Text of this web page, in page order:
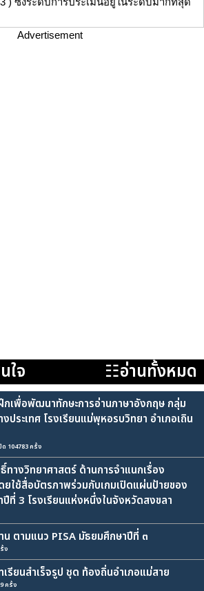
Advertisement
ใจ ☷อ่านทั้งหมด
กเพื่อพัฒนาทักษะการอ่านภาษาอังกฤษ กลุ่ม
งประเทศ โรงเรียนแม่พุหอรบวิทยา อำเภอเถิน
104783 ครั้ง
างวิทยาศาสตร์ ด้านการจำแนกเรื่อง
ใช้สื่อบัตรภาพร่วมกับเกมเปิดแผ่นป้ายของ
ที่ 3 โรงเรียนแห่งหนึ่งในจังหวัดสงขลา
น ตามแนว PISA มัธยมศึกษาปีที่ ๓
ง
รียนสำเร็จรูป ชุด ท้องถิ่นอำเภอแม่สาย
ครั้ง